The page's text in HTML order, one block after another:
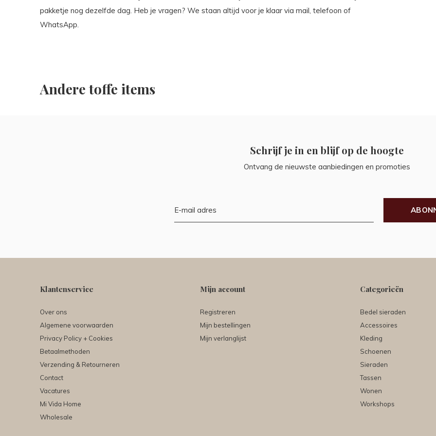
pakketje nog dezelfde dag. Heb je vragen? We staan altijd voor je klaar via mail, telefoon of
WhatsApp.
Andere toffe items
Schrijf je in en blijf op de hoogte
Ontvang de nieuwste aanbiedingen en promoties
Klantenservice
Over ons
Algemene voorwaarden
Privacy Policy + Cookies
Betaalmethoden
Verzending & Retourneren
Contact
Vacatures
Mi Vida Home
Wholesale
Mijn account
Registreren
Mijn bestellingen
Mijn verlanglijst
Categorieën
Bedel sieraden
Accessoires
Kleding
Schoenen
Sieraden
Tassen
Wonen
Workshops